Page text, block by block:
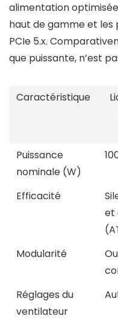
alimentation
haut de gamme et
PCIe 5.x.
que puissante, n’est
Caractéristique
Puissance
nominale (W)
Efficacité
et
Modularité
Réglages du
ventilateur